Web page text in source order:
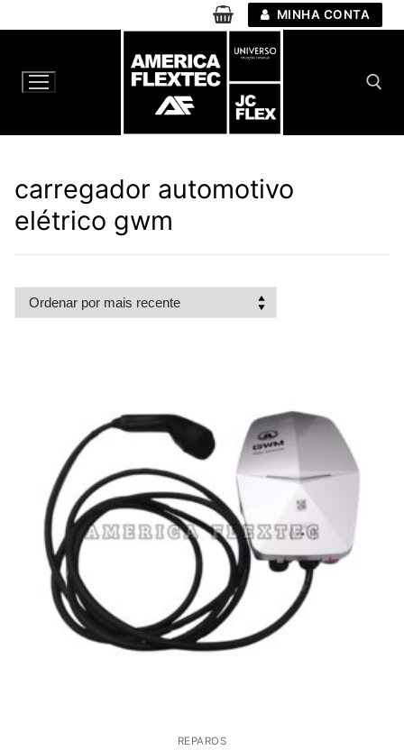
para
conteúdo
MINHA CONTA
carregador automotivo
elétrico gwm
REPAROS